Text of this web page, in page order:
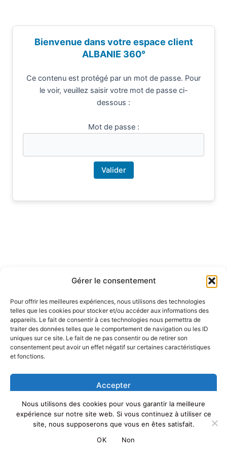
Gérer le consentement
Pour offrir les meilleures expériences, nous utilisons des technologies
telles que les cookies pour stocker et/ou accéder aux informations des
appareils. Le fait de consentir à ces technologies nous permettra de
traiter des données telles que le comportement de navigation ou les ID
uniques sur ce site. Le fait de ne pas consentir ou de retirer son
consentement peut avoir un effet négatif sur certaines caractéristiques
et fonctions.
Accepter
Refuser
Voir les préférences
contenu
Ce contenu est protégé par un mot de passe. Pour
le voir, veuillez saisir votre mot de passe ci-
dessous :
Mot de passe :
Copyright © 2026 Albanie | Powered by Thème WordPress Astra
Nous utilisons des cookies pour vous garantir la meilleure
expérience sur notre site web. Si vous continuez à utiliser ce
site, nous supposerons que vous en êtes satisfait.
OK
Non